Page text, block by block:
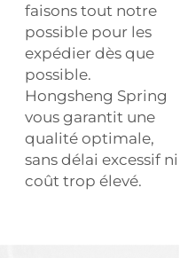
faisons tout notre
possible pour les
expédier dès que
possible.
Hongsheng Spring
vous garantit une
qualité optimale,
sans délai excessif ni
coût trop élevé.